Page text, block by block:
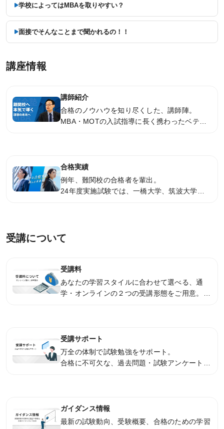
特定商取引法に基づく表示
教材等転売に関する禁止のお願い
学校によってはMBAを取りやすい？
面接でそんなことまで聞かれるの！！
講座情報
講師紹介
合格のノウハウを知り尽くした、講師陣。
MBA・MOTの入試指導に長く携わったベテラ
合格実績
例年、難関校の合格者を輩出。
24年度実施試験では、一橋大学、筑波大学、
受講について
受講料
あなたの学習スタイルに合わせて選べる、通
学・オンラインの２つの受講形態をご用意。気
受講サポート
万全の体制で試験勉強をサポート。
合格に不可欠な、過去問題・試験アンケートな
ガイダンス情報
最新の試験動向、受験概要、合格のための学習